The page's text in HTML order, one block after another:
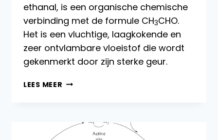
ethanal, is een organische chemische
verbinding met de formule CH3CHO.
Het is een vluchtige, laagkokende en
zeer ontvlambare vloeistof die wordt
gekenmerkt door zijn sterke geur.
LEES MEER ACEETALDEHYDE:
TOEPASSINGEN